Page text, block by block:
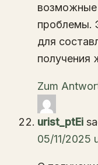
возможные
проблемы.
для
получения
Zum
urist_ptEi
05/11/2025